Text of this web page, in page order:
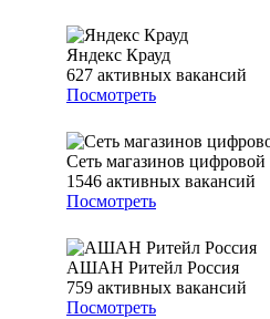
Яндекс Крауд
627 активных вакансий
Посмотреть
Сеть магазинов
1546 активных вакансий
Посмотреть
АШАН Ритейл Россия
759 активных вакансий
Посмотреть